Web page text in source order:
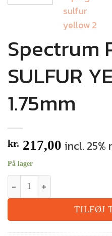
Spectrum
SULFUR
1.75mm
kr. 217,00 incl. 25%
På lager
TILFØJ